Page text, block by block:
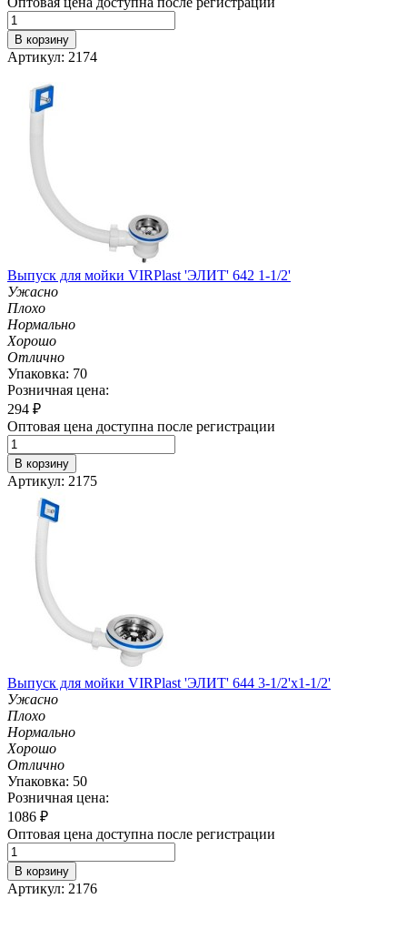
В корзину
Артикул: 2174
Выпуск для мойки VIRPlast 'ЭЛИТ' 642 1-1/2'
Ужасно
Плохо
Нормально
Хорошо
Отлично
Упаковка: 70
Розничная цена:
294 ₽
Оптовая цена доступна после регистрации
В корзину
Артикул: 2175
Выпуск для мойки VIRPlast 'ЭЛИТ' 644 3-1/2'х1-1/2'
Ужасно
Плохо
Нормально
Хорошо
Отлично
Упаковка: 50
Розничная цена:
1086 ₽
Оптовая цена доступна после регистрации
В корзину
Артикул: 2176